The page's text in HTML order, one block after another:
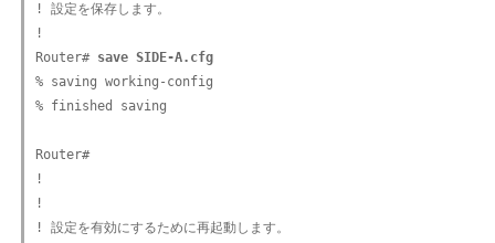
! 設定を保存します。
!
Router# save SIDE-A.cfg
% saving working-config
% finished saving
Router#
!
!
! 設定を有効にするために再起動します。